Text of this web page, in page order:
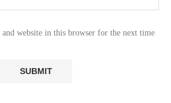
and website in this browser for the next time